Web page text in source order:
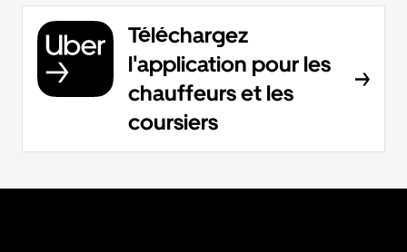
Téléchargez
l'application pour les
chauffeurs et les
coursiers